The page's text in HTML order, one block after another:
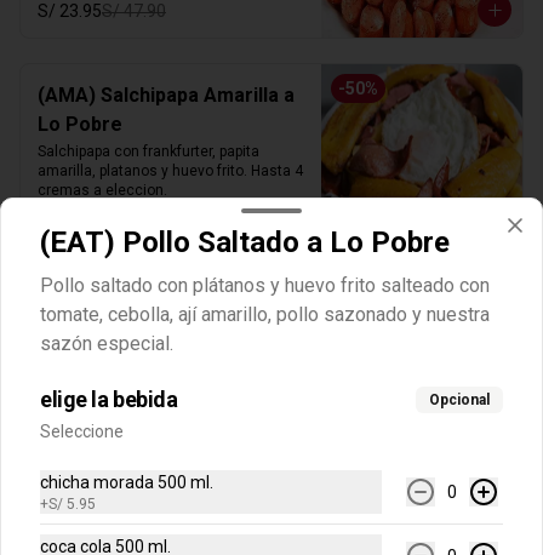
S/ 23.95S/ 47.90
-50%
(AMA) Salchipapa Amarilla a
Lo Pobre
Salchipapa con frankfurter, papita
amarilla, platanos y huevo frito. Hasta 4
cremas a eleccion.
S/ 24.95S/ 49.90
-50%
(AMA) Salchipapa Royal
Amarilla
amarilla más queso derretido y un
huevo frito. Hasta 4 cremas a eleccion.
-50%
(AMA) Salchipollo con Papa
(EAT) Pollo Saltado a Lo Pobre
Pollo saltado con plátanos y huevo frito salteado con
tomate, cebolla, ají amarillo, pollo sazonado y nuestra
sazón especial.
elige la bebida Opcional
Seleccione
chicha morada 500 ml.
+S/ 5.95
0
coca cola 500 ml.